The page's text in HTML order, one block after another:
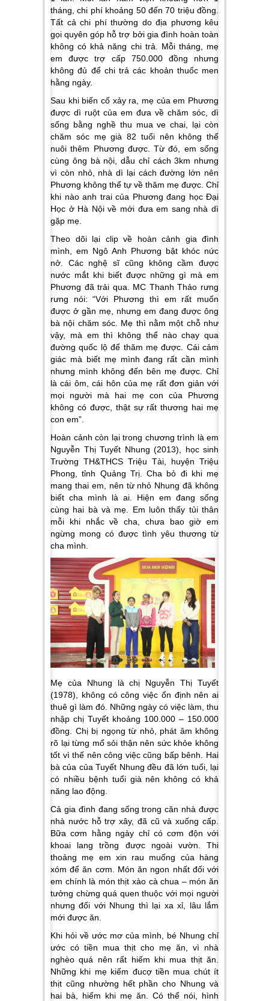
tháng, chi phí khoảng 50 đến 70 triệu đồng.
Tất cả chi phí thường do địa phương kêu
gọi quyên góp hỗ trợ bởi gia đình hoàn toàn
không có khả năng chi trả. Mỗi tháng, mẹ
em được trợ cấp 750.000 đồng nhưng
không đủ để chi trả các khoản thuốc men
hằng ngày.
Sau khi biến cố xảy ra, mẹ của em Phương
được dì ruột của em đưa về chăm sóc, dì
sống bằng nghề thu mua ve chai, lại còn
chăm sóc mẹ già 82 tuổi nên không thể
nuôi thêm Phương được. Từ đó, em sống
cùng ông bà nội, dẫu chỉ cách 3km nhưng
vì còn nhỏ, nhà dì lại cách đường lớn nên
Phương không thể tự về thăm mẹ được. Chỉ
khi nào anh trai của Phương đang học Đại
Học ở Hà Nội về mới đưa em sang nhà dì
gặp mẹ.
Theo dõi lại clip về hoàn cảnh gia đình
mình, em Ngô Anh Phương bật khóc nức
nở. Các nghệ sĩ cũng không cầm được
nước mắt khi biết được những gì mà em
Phương đã trải qua. MC Thanh Thảo rưng
rưng nói:“Với Phương thì em rất muốn
được ở gần mẹ, nhưng em đang được ông
bà nội chăm sóc. Mẹ thì nằm một chỗ như
vậy, mà em thì không thể nào chạy qua
đường quốc lộ để thăm mẹ được. Cái cảm
giác mà biết mẹ mình đang rất cần mình
nhưng mình không đến bên mẹ được. Chỉ
là cái ôm, cái hôn của mẹ rất đơn giản với
mọi người mà hai mẹ con của Phương
không có được, thật sự rất thương hai mẹ
con em”
Hoàn cảnh còn lại trong chương trình là em
Nguyễn Thị Tuyết Nhung (2013), học sinh
Trường TH&THCS Triệu Tài, huyện Triệu
Phong, tỉnh Quảng Trị. Cha bỏ đi khi mẹ
mang thai em, nên từ nhỏ Nhung đã không
biết cha mình là ai. Hiện em đang sống
cùng hai bà và mẹ. Em luôn thấy tủi thân
mỗi khi nhắc về cha, chưa bao giờ em
ngừng mong có được tình yêu thương từ
cha mình.
Mẹ của Nhung là chị Nguyễn Thị Tuyết
(1978), không có công việc ổn định nên ai
thuê gì làm đó. Những ngày có việc làm, thu
nhập chị Tuyết khoảng 100.000 – 150.000
đồng. Chị bị ngọng từ nhỏ, phát âm không
rõ lại từng mổ sỏi thận nên sức khỏe không
tốt vì thế nên công việc cũng bấp bênh. Hai
bà của của Tuyết Nhung đều đã lớn tuổi, lại
có nhiều bệnh tuổi già nên không có khả
năng lao động.
Cả gia đình đang sống trong căn nhà được
nhà nước hỗ trợ xây, đã cũ và xuống cấp.
Bữa cơm hằng ngày chỉ có cơm độn với
khoai lang trồng được ngoài vườn. Thi
thoảng mẹ em xin rau muống của hàng
xóm để ăn cơm. Món ăn ngon nhất đối với
em chính là món thịt xào cà chua – món ăn
tưởng chừng quá quen thuộc với mọi người
nhưng đối với Nhung thì lại xa xỉ, lâu lắm
mới được ăn.
Khi hỏi về ước mơ của mình, bé Nhung chỉ
ước có tiền mua thịt cho mẹ ăn, vì nhà
nghèo quá nên rất hiếm khi mua thịt ăn.
Những khi mẹ kiếm đucợ tiền mua chút ít
thịt cũng nhường hết phần cho Nhung và
hai bà, hiếm khi mẹ ăn. Có thể nói, hình